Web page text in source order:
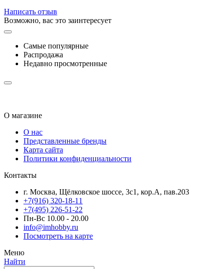
Написать отзыв
Возможно, вас это заинтересует
Самые популярные
Распродажа
Недавно просмотренные
О магазине
О нас
Представленные бренды
Карта сайта
Политики конфиденциальности
Контакты
г. Москва, Щёлковское шоссе, 3с1, кор.А, пав.203
+7(916) 320-18-11
+7(495) 226-51-22
Пн-Вс 10.00 - 20.00
info@imhobby.ru
Посмотреть на карте
Меню
Найти